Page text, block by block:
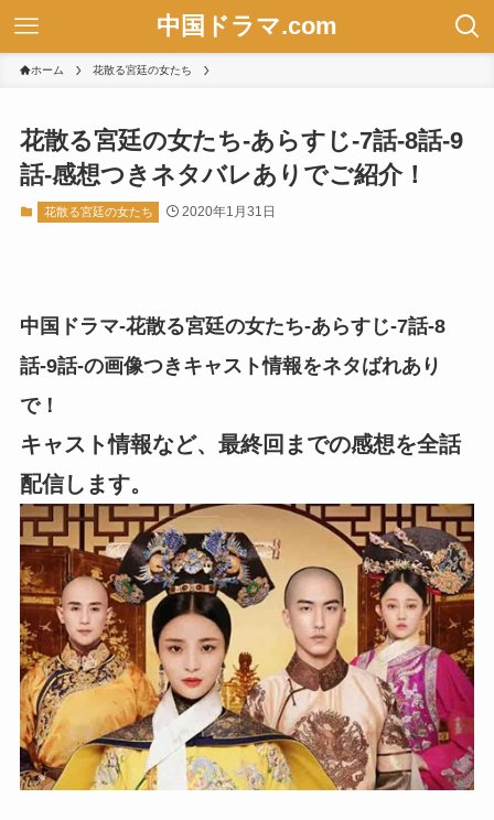
中国ドラマ.com
ホーム 花散る宮廷の女たち
花散る宮廷の女たち-あらすじ-7話-8話-9
話-感想つきネタバレありでご紹介！
花散る宮廷の女たち 2020年1月31日
中国ドラマ-花散る宮廷の女たち-あらすじ-7話-8
話-9話-の画像つきキャスト情報をネタばれあり
で！
キャスト情報など、最終回までの感想を全話
配信します。